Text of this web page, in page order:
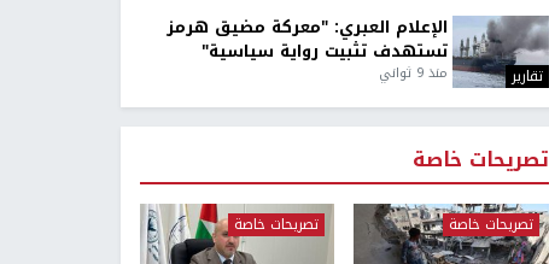
تقارير
الإعلام العبري: "معركة مضيق هرمز
تستهدف تثبيت رواية سياسية"
منذ 9 ثواني
تصريحات خاصة
تصريحات خاصة تصريحات خاصة